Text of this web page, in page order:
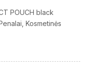
POUCH black
Kosmetinės